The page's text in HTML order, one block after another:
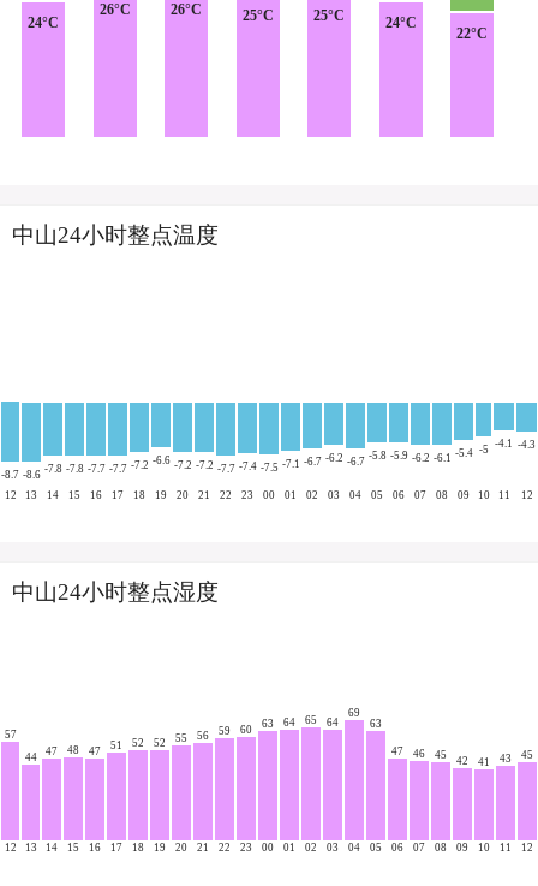
24°C
26°C 26°C 25°C 25°C 24°C
22°C
中山24小时整点温度
-8.7
12
-8.6
13
-7.8
14
-7.8
15
-7.7
16
-7.7
17
-7.2
18
-6.6
19
-7.2
20
-7.2
21
-7.7
22
-7.4
23
-7.5
00
-7.1
01
-6.7
02
-6.2
03
-6.7
04
-5.8
05
-5.9
06
-6.2
07
-6.1
08
-5.4
09
-5
10
-4.1
11
-4.3
12
中山24小时整点湿度
57
12
44
13
47
14
48
15
47
16
51
17
52
18
52
19
55
20
56
21
59
22
60
23
63
00
64
01
65
02
64
03
69
04
63
05
47
06
46
07
45
08
42
09
41
10
43
11
45
12